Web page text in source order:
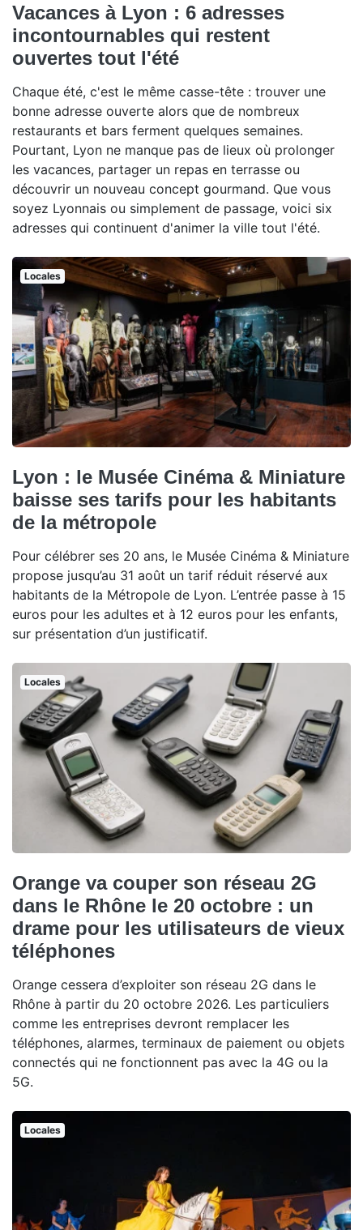
Vacances à Lyon : 6 adresses
incontournables qui restent
ouvertes tout l'été
Chaque été, c'est le même casse-tête : trouver une
bonne adresse ouverte alors que de nombreux
restaurants et bars ferment quelques semaines.
Pourtant, Lyon ne manque pas de lieux où prolonger
les vacances, partager un repas en terrasse ou
découvrir un nouveau concept gourmand. Que vous
soyez Lyonnais ou simplement de passage, voici six
adresses qui continuent d'animer la ville tout l'été.
Locales
Lyon : le Musée Cinéma & Miniature
baisse ses tarifs pour les habitants
de la métropole
Pour célébrer ses 20 ans, le Musée Cinéma & Miniature
propose jusqu’au 31 août un tarif réduit réservé aux
habitants de la Métropole de Lyon. L’entrée passe à 15
euros pour les adultes et à 12 euros pour les enfants,
sur présentation d’un justificatif.
Locales
Orange va couper son réseau 2G
dans le Rhône le 20 octobre : un
drame pour les utilisateurs de vieux
téléphones
Orange cessera d’exploiter son réseau 2G dans le
Rhône à partir du 20 octobre 2026. Les particuliers
comme les entreprises devront remplacer les
téléphones, alarmes, terminaux de paiement ou objets
connectés qui ne fonctionnent pas avec la 4G ou la
5G.
Locales